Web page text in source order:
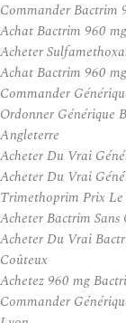
Commander Bactrim
Achat Bactrim 960
Acheter
Achat Bactrim 960
Commander
Ordonner Générique
Angleterre
Acheter Du Vrai
Acheter Du Vrai
Trimethoprim Prix
Acheter Bactrim
Acheter Du Vrai
Coûteux
Achetez 960 mg
Commander